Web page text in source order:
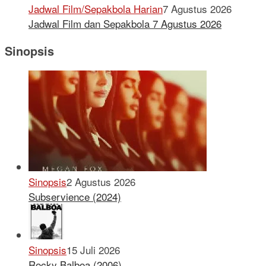
Jadwal Film/Sepakbola Harian7 Agustus 2026
Jadwal Film dan Sepakbola 7 Agustus 2026
Sinopsis
Sinopsis2 Agustus 2026
Subservience (2024)
Sinopsis15 Juli 2026